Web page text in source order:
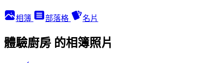
相簿 部落格 名片
體驗廚房 的相簿照片